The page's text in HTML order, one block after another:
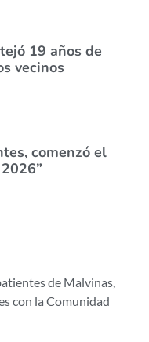
19 años de
vecinos
comenzó el
de Malvinas
con la Comunidad